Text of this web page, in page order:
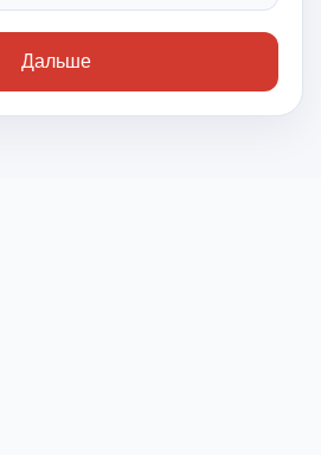
Дальше